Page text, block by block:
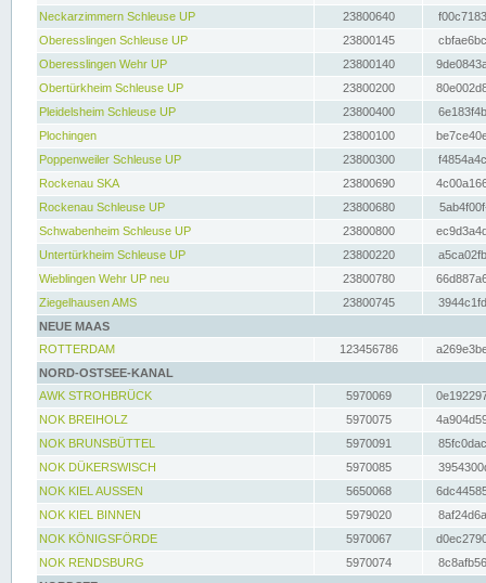
Neckarzimmern Schleuse UP
23800640
Oberesslingen Schleuse UP
23800145
Oberesslingen Wehr UP
23800140
Obertürkheim Schleuse UP
23800200
Pleidelsheim Schleuse UP
23800400
Plochingen
23800100
Poppenweiler Schleuse UP
23800300
Rockenau SKA
23800690
Rockenau Schleuse UP
23800680
Schwabenheim Schleuse UP
23800800
Untertürkheim Schleuse UP
23800220
Wieblingen Wehr UP neu
23800780
Ziegelhausen AMS
23800745
NEUE MAAS
ROTTERDAM
123456786
NORD-OSTSEE-KANAL
AWK STROHBRÜCK
5970069
NOK BREIHOLZ
5970075
NOK BRUNSBÜTTEL
5970091
NOK DÜKERSWISCH
5970085
NOK KIEL AUSSEN
5650068
NOK KIEL BINNEN
5979020
NOK KÖNIGSFÖRDE
5970067
NOK RENDSBURG
5970074